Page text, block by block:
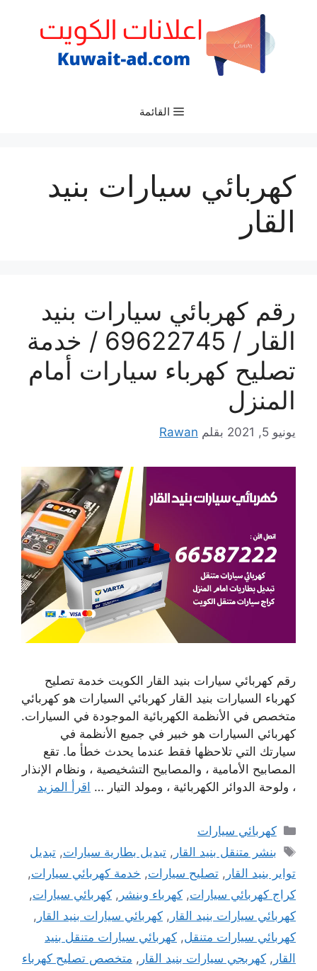
القائمة
كهربائي سيارات بنيد
القار
رقم كهربائي سيارات بنيد
القار / 69622745 / خدمة
تصليح كهرباء سيارات أمام
المنزل
يونيو 5, 2021 بقلم Rawan
رقم كهربائي سيارات بنيد القار الكويت خدمة تصليح
كهرباء السيارات بنيد القار كهربائي السيارات هو كهربائي
متخصص في الأنظمة الكهربائية الموجودة في السيارات.
كهربائي السيارات هو خبير في جميع الأنظمة في
سيارتك التي تلاحظها فقط عندما يحدث خطأ ما. تقع
المصابيح الأمامية ، والمصابيح التشخيصية ، ونظام الإنذار
، ولوحة الدوائر الكهربائية ، ومولد التيار … اقرأ المزيد
التصنيفات
كهربائي سيارات
الوسوم
بنشر متنقل بنيد القار ,تبديل بطارية سيارات,تبديل
تواير بنيد القار , تصليح سيارات, خدمة كهربائي سيارات,
كراج كهربائي سيارات, كهرباء وبنشر , كهربائي سيارات,
كهربائي سيارات بنيد القار , كهربائي سيارات بنيد القار ,
كهربائي سيارات متنقل, كهربائي سيارات متنقل بنيد
القار , كهربجي سيارات بنيد القار , متخصص تصليح كهرباء